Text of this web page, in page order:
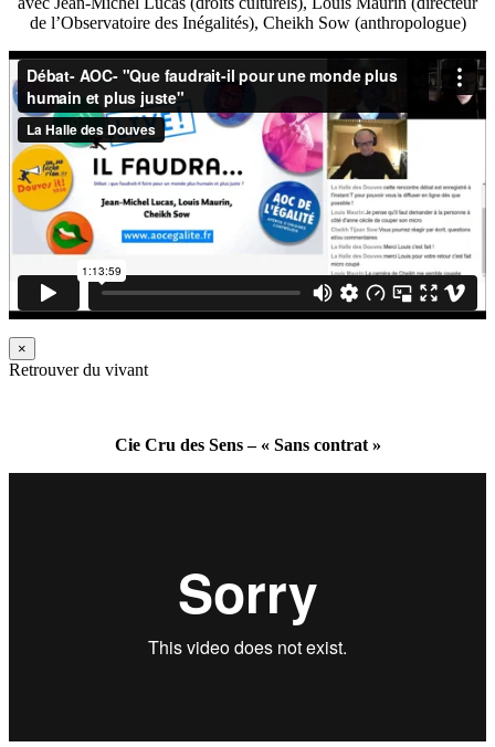
de l’Observatoire des Inégalités), Cheikh Sow (anthropologue)
×
Retrouver du vivant
Cie Cru des Sens – « Sans contrat »